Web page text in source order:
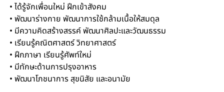
• ได้รู้จักเพื่อนใหม่ ฝึกเข้าสังคม
• พัฒนาร่างกาย พัฒนาการใช้กล้ามเนื้อให้สมดุล
• มีความคิดสร้างสรรค์ พัฒนาศิลปะและวัฒนธรรม
• เรียนรู้คณิตศาสตร์ วิทยาศาสตร์
• ฝึกภาษา เรียนรู้ศัพท์ใหม่
• มีทักษะด้านการปรุงอาหาร
• พัฒนาโภชนาการ สุขนิสัย และอนามัย